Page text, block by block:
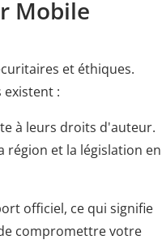
Mobile
et éthiques.
existent :
à leurs droits d'auteur.
région et la législation en
officiel, ce qui signifie
compromettre votre